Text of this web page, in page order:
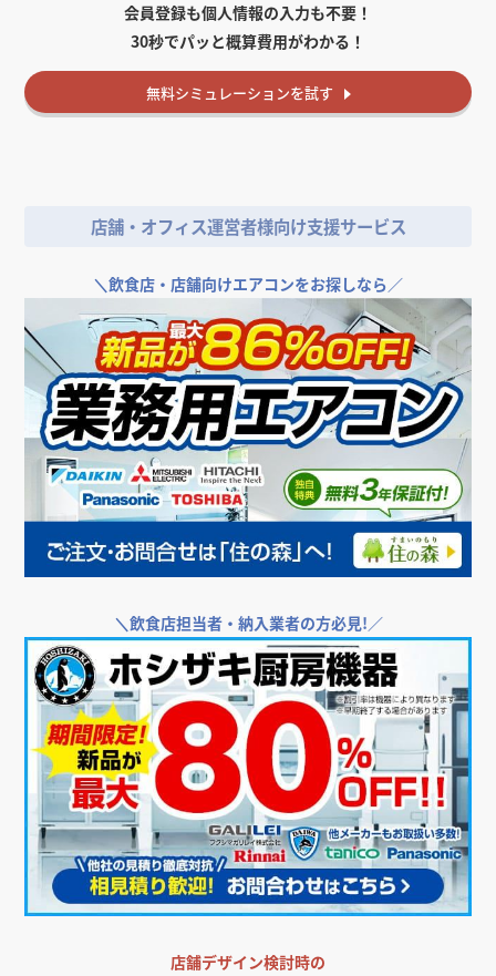
会員登録も個人情報の入力も不要！
30秒でパッと概算費用がわかる！
無料シミュレーションを試す
店舗・オフィス運営者様向け支援サービス
＼飲食店・店舗向けエアコンをお探しなら／
＼飲食店担当者・納入業者の方必見!／
店舗デザイン検討時の